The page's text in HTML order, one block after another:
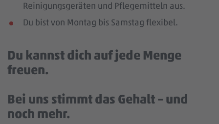
Reinigungsgeräten und Pflegemitteln aus.
Du bist von Montag bis Samstag flexibel.
Du kannst dich auf jede Menge
freuen.
Bei uns stimmt das Gehalt – und
noch mehr.